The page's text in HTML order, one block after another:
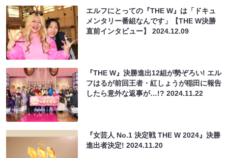
エルフにとっての『THE W』は「ドキュ
メンタリー番組なんです」【THE W決勝
直前インタビュー】2024.12.09
『THE W』決勝進出12組が勢ぞろい! エル
フはるが前回王者・紅しょうが稲田に報告
したら意外な返事が…!?2024.11.22
『女芸人 No.1 決定戦 THE W 2024』決勝
進出者決定!2024.11.20